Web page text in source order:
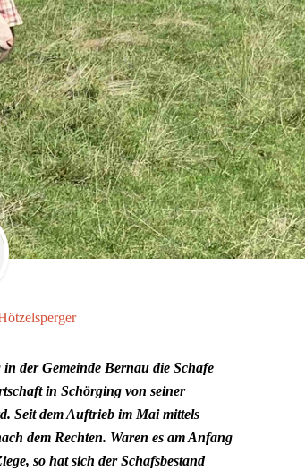
der Gemeinde Bernau die Schafe
in Schörging von seiner
Seit dem Auftrieb im Mai mittels
dem Rechten. Waren es am Anfang
so hat sich der Schafsbestand